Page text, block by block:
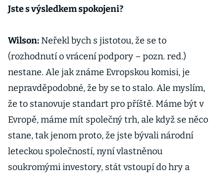
Jste s výsledkem spokojeni?
Wilson:Neřekl bych s jistotou, že se to
(rozhodnutí o vrácení podpory – pozn. red.)
nestane. Ale jak známe Evropskou komisi, je
nepravděpodobné, že by se to stalo. Ale myslím,
že to stanovuje standart pro příště. Máme být v
Evropě, máme mít společný trh, ale když se něco
stane, tak jenom proto, že jste bývali národní
leteckou společností, nyní vlastněnou
soukromými investory, stát vstoupí do hry a